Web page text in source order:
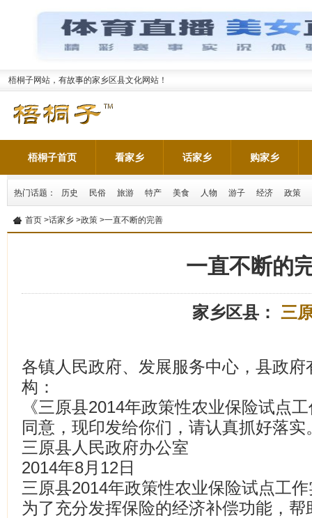
梧桐子网站，有故事的家乡区县文化网站！
梧桐子首页 看家乡 话家乡 购家乡
热门话题： 历史 民俗 旅游 特产 美食 人物 游子 经济 政策
首页 >话家乡 >政策 >一直不断的完善
一直不断的
家乡区县： 三
各镇人民政府、发展服务中心，县政
构：
《三原县2014年政策性农业保险试点
同意，现印发给你们，请认真抓好落实
三原县人民政府办公室
2014年8月12日
三原县2014年政策性农业保险试点工
为了充分发挥保险的经济补偿功能，